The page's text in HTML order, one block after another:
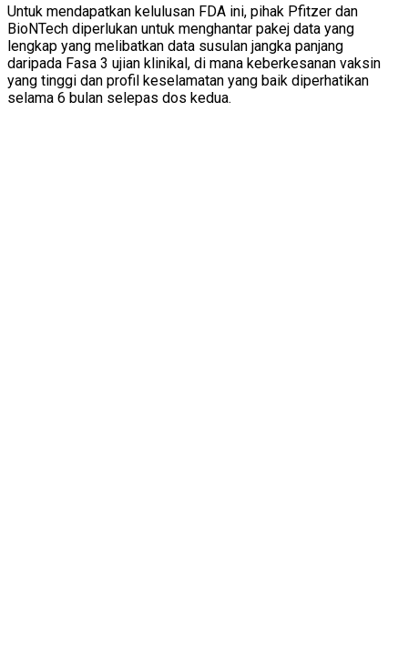
Untuk mendapatkan kelulusan FDA ini, pihak Pfitzer dan
BioNTech diperlukan untuk menghantar pakej data yang
lengkap yang melibatkan data susulan jangka panjang
daripada Fasa 3 ujian klinikal, di mana keberkesanan vaksin
yang tinggi dan profil keselamatan yang baik diperhatikan
selama 6 bulan selepas dos kedua.